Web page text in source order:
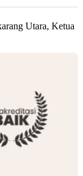
Utara, Ketua